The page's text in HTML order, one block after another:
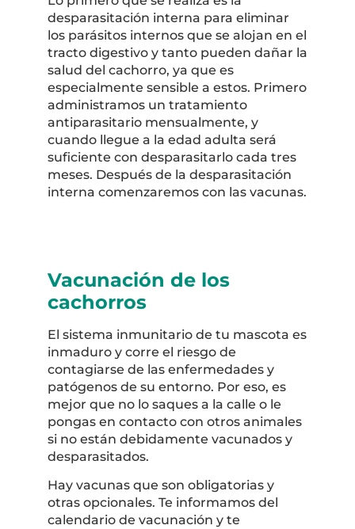
desparasitación interna para eliminar
los parásitos internos que se alojan en el
tracto digestivo y tanto pueden dañar la
salud del cachorro, ya que es
especialmente sensible a estos. Primero
administramos un tratamiento
antiparasitario mensualmente, y
cuando llegue a la edad adulta será
suficiente con desparasitarlo cada tres
meses. Después de la desparasitación
interna comenzaremos con las vacunas.
Vacunación de los
cachorros
El sistema inmunitario de tu mascota es
inmaduro y corre el riesgo de
contagiarse de las enfermedades y
patógenos de su entorno. Por eso, es
mejor que no lo saques a la calle o le
pongas en contacto con otros animales
si no están debidamente vacunados y
desparasitados.
Hay vacunas que son obligatorias y
otras opcionales. Te informamos del
calendario de vacunación y te